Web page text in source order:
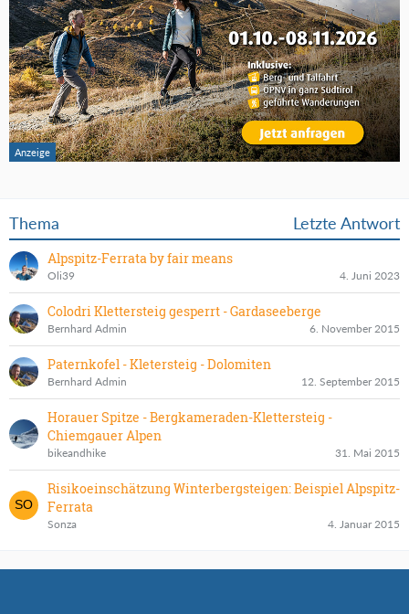
Thema Letzte Antwort
Alpspitz-Ferrata by fair means
Oli39 4. Juni 2023
Colodri Klettersteig gesperrt - Gardaseeberge
Bernhard Admin 6. November 2015
Paternkofel - Kletersteig - Dolomiten
Bernhard Admin 12. September 2015
Horauer Spitze - Bergkameraden-Klettersteig -
Chiemgauer Alpen
bikeandhike 31. Mai 2015
Risikoeinschätzung Winterbergsteigen: Beispiel Alpspitz-
Ferrata
Sonza 4. Januar 2015